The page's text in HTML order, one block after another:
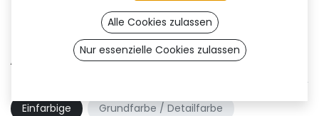
Athlon Flex (OneFit)
Einfarbige
Grundfarbe / Detailfarbe
Alle Cookies zulassen
Nur essenzielle Cookies zulassen